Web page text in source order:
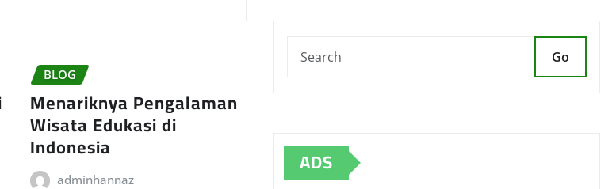
BLOG
Menariknya Pengalaman
Wisata Edukasi di
Indonesia
adminhannaz
Go
ADS